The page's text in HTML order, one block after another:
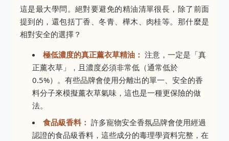
這是最大學問。絕對要避免的精油清單很長，除了前面
提到的，還包括丁香、冬青、樺木、肉桂等。那什麼是
相對安全的選擇？
極低濃度的真正薰衣草精油： 注意，一定是「真
正薰衣草」，且濃度必須非常低（通常低於
0.5%）。有些品牌會使用分離出的單一、安全的香
料分子來模擬薰衣草氣味，這也是一種更保險的做
法。
食品級香料： 許多寵物安全香氛品牌會使用經過
認證的食品級香料，這些成分的毒理學資料完整，在